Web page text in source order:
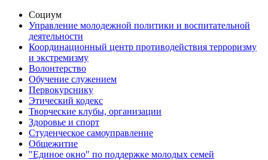
Социум
Управление молодежной политики и воспитательной
деятельности
Координационный центр противодействия терроризму
и экстремизму
Волонтерство
Обучение служением
Первокурснику
Этический кодекс
Творческие клубы, организации
Здоровье и спорт
Студенческое самоуправление
Общежитие
"Единое окно" по поддержке молодых семей